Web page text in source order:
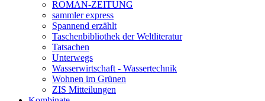
ROMAN-ZEITUNG
sammler express
Spannend erzählt
Taschenbibliothek der Weltliteratur
Tatsachen
Unterwegs
Wasserwirtschaft - Wassertechnik
Wohnen im Grünen
ZIS Mitteilungen